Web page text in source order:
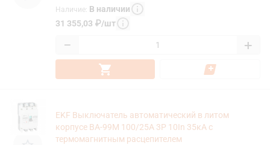
Наличие: В наличии
31 355,03 ₽/шт
− +
EKF Выключатель автоматический в литом
корпусе ВА-99М 100/25А 3P 10In 35кА с
термомагнитным расцепителем